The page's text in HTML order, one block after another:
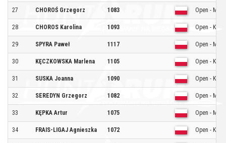
27 CHOROŚ Grzegorz 1083 Open -
28 CHOROS Karolina 1093 Open -
29 SPYRA Paweł 1117 Open -
30 KĘCZKOWSKA Marlena 1105 Open -
31 SUSKA Joanna 1090 Open -
32 SEREDYN Grzegorz 1082 Open -
33 KĘPKA Artur 1075 Open -
34 FRAIS-LIGAJ Agnieszka 1072 Open -